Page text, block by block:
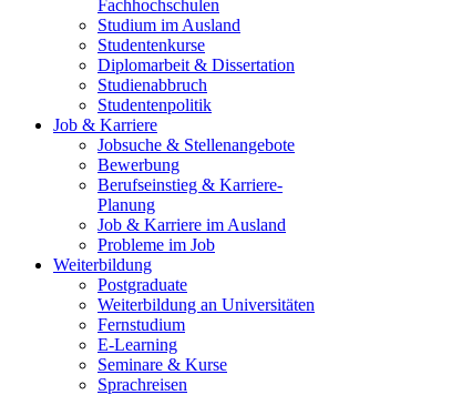
Fachhochschulen
Studium im Ausland
Studentenkurse
Diplomarbeit & Dissertation
Studienabbruch
Studentenpolitik
Job & Karriere
Jobsuche & Stellenangebote
Bewerbung
Berufseinstieg & Karriere-
Planung
Job & Karriere im Ausland
Probleme im Job
Weiterbildung
Postgraduate
Weiterbildung an Universitäten
Fernstudium
E-Learning
Seminare & Kurse
Sprachreisen